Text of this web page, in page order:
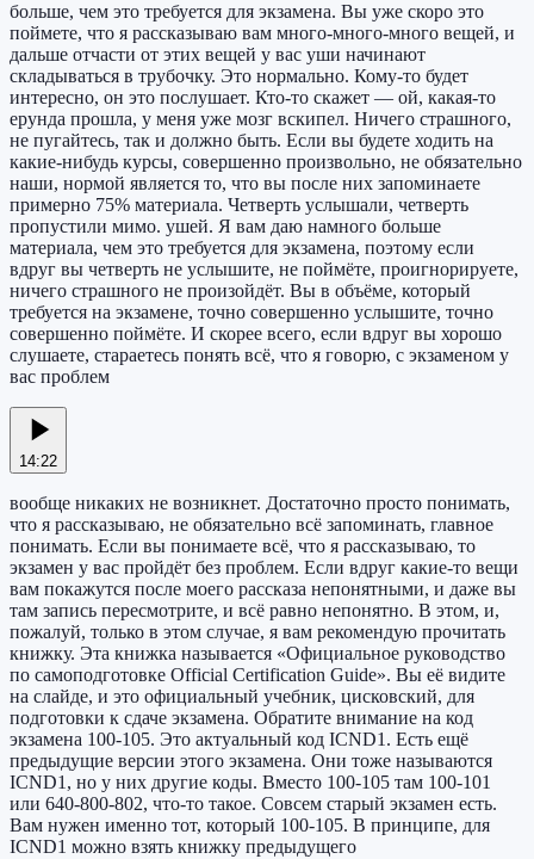
больше, чем это требуется для экзамена. Вы уже скоро это
поймете, что я рассказываю вам много-много-много вещей, и
дальше отчасти от этих вещей у вас уши начинают
складываться в трубочку. Это нормально. Кому-то будет
интересно, он это послушает. Кто-то скажет — ой, какая-то
ерунда прошла, у меня уже мозг вскипел. Ничего страшного,
не пугайтесь, так и должно быть. Если вы будете ходить на
какие-нибудь курсы, совершенно произвольно, не обязательно
наши, нормой является то, что вы после них запоминаете
примерно 75% материала. Четверть услышали, четверть
пропустили мимо. ушей. Я вам даю намного больше
материала, чем это требуется для экзамена, поэтому если
вдруг вы четверть не услышите, не поймёте, проигнорируете,
ничего страшного не произойдёт. Вы в объёме, который
требуется на экзамене, точно совершенно услышите, точно
совершенно поймёте. И скорее всего, если вдруг вы хорошо
слушаете, стараетесь понять всё, что я говорю, с экзаменом у
вас проблем
14:22
вообще никаких не возникнет. Достаточно просто понимать,
что я рассказываю, не обязательно всё запоминать, главное
понимать. Если вы понимаете всё, что я рассказываю, то
экзамен у вас пройдёт без проблем. Если вдруг какие-то вещи
вам покажутся после моего рассказа непонятными, и даже вы
там запись пересмотрите, и всё равно непонятно. В этом, и,
пожалуй, только в этом случае, я вам рекомендую прочитать
книжку. Эта книжка называется «Официальное руководство
по самоподготовке Official Certification Guide». Вы её видите
на слайде, и это официальный учебник, цисковский, для
подготовки к сдаче экзамена. Обратите внимание на код
экзамена 100-105. Это актуальный код ICND1. Есть ещё
предыдущие версии этого экзамена. Они тоже называются
ICND1, но у них другие коды. Вместо 100-105 там 100-101
или 640-800-802, что-то такое. Совсем старый экзамен есть.
Вам нужен именно тот, который 100-105. В принципе, для
ICND1 можно взять книжку предыдущего